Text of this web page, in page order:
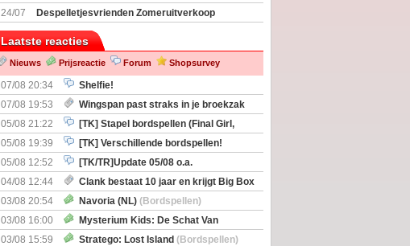
Boardgamegeek
24/07
Despelletjesvrienden Zomeruitverkoop
Laatste reacties
Nieuws Prijsreactie Forum Shopsurvey
07/08 20:34
Shelfie!
07/08 19:53
Wingspan past straks in je broekzak
05/08 21:22
[TK] Stapel bordspellen (Final Girl,
Nemesis Retaliation, Zombicide Invader)
05/08 19:39
[TK] Verschillende bordspellen!
05/08 12:52
[TK/TR]Update 05/08 o.a.
Prijsverlagingen, Imperium Horizons, 20 Strong
04/08 12:44
Clank bestaat 10 jaar en krijgt Big Box
+ nieuwe uitbreiding
03/08 20:54 Navoria (NL) (Bordspellen)
03/08 16:00
Mysterium Kids: De Schat Van
Kapitein Boe
(Bordspellen)
03/08 15:59 Stratego: Lost Island (Bordspellen)